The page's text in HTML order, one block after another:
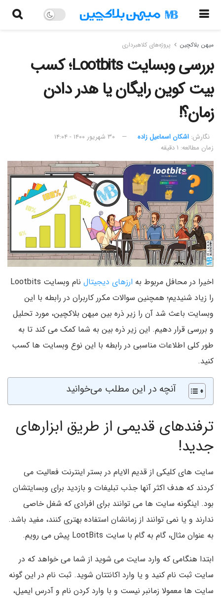
میهن بلاکچین پروژه‌های کلاهبرداری
بررسی وبسایت Lootbits؛ کسب
بیت کوین رایگان یا هدر دادن
زمان؟!
نگارش:‌ اشکان اسماعیل زاده
۳۰ شهریور ۱۴۰۰ - ۱۴:۰۴
زمان مطالعه: ۱ دقیقه
اخیرا در محافل مربوط به ارزهای دیجیتال
نام وبسایت Lootbits
را زیاد شنیدیم؛ همچنین سوالات مکرر کاربران در رابطه با این
وبسایت باعث شد آن را زیر ذره بین میهن بلاکچین، مورد تحلیل
و بررسی قرار دهیم. این زیر ذره بین به شما کمک می کند تا به
طور کلی اطلاعات مناسبی در رابطه با این نوع وبسایت ها کسب
کنید.
آنچه در این مطلب می‌خوانید
ترفندهای قدیمی از طریق ابزارهای
جدید!
سایت های کلیکی از قدیم الایام در بستر اینترنت فعالیت می
کردند که هدف اکثر آنها جذب تبلیغات و بازدید برای وبسایتشان
بود. اینگونه سایت ها می توانند برای افرادی که شغل خاصی
ندارند و یا نمی توانند از زمانشان استفاده بهتری کنند، مفید باشد.
به عنوان مثال، گام به گام با سایت LootBits پیش می رویم.
ابتدا هنگامی که وارد سایت می شوید از شما می خواهد که در
سایت ثبت نام کنید و یا وارد اکانتتان شوید. ثبت نام در این گونه
سایت ها معمولا زمانبر نیست و با وارد کردن نام و آدرس ایمیل،